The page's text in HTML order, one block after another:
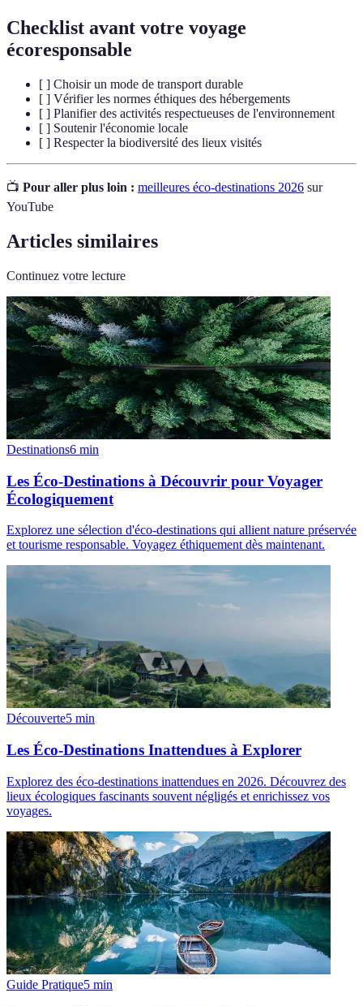
Checklist avant votre voyage
écoresponsable
[ ] Choisir un mode de transport durable
[ ] Vérifier les normes éthiques des hébergements
[ ] Planifier des activités respectueuses de l'environnement
[ ] Soutenir l'économie locale
[ ] Respecter la biodiversité des lieux visités
📺 Pour aller plus loin : meilleures éco-destinations 2026 sur
YouTube
Articles similaires
Continuez votre lecture
Destinations6 min
Les Éco-Destinations à Découvrir pour Voyager
Écologiquement
Explorez une sélection d'éco-destinations qui allient nature préservée
et tourisme responsable. Voyagez éthiquement dès maintenant.
Découverte5 min
Les Éco-Destinations Inattendues à Explorer
Explorez des éco-destinations inattendues en 2026. Découvrez des
lieux écologiques fascinants souvent négligés et enrichissez vos
voyages.
Guide Pratique5 min